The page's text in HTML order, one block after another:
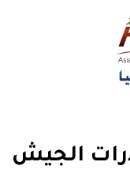
الجيش